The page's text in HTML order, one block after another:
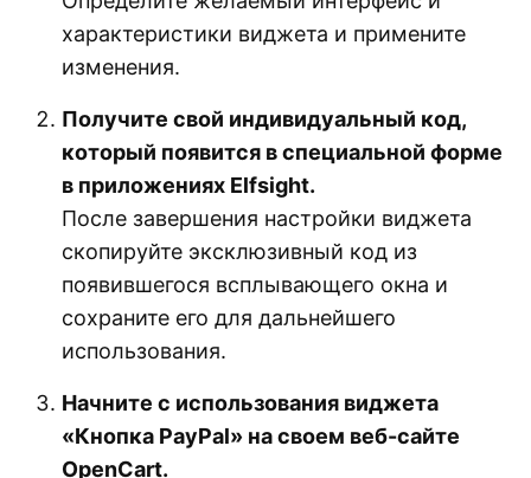
характеристики виджета и примените
изменения.
Получите свой индивидуальный код,
который появится в специальной форме
в приложениях Elfsight.
После завершения настройки виджета
скопируйте эксклюзивный код из
появившегося всплывающего окна и
сохраните его для дальнейшего
использования.
Начните с использования виджета
«Кнопка PayPal» на своем веб-сайте
OpenCart.